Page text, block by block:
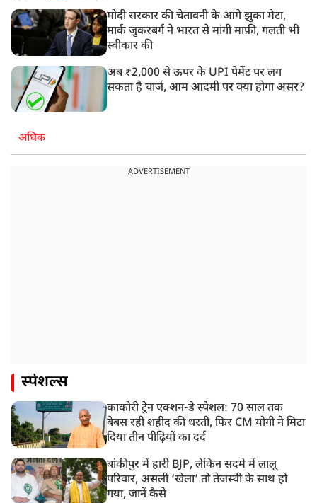
मोदी सरकार की चेतावनी के आगे झुका मेटा,
मार्क ज़ुकरबर्ग ने भारत से मांगी माफ़ी, गलती भी
स्वीकार की
अब ₹2,000 से ऊपर के UPI पेमेंट पर लग
सकता है चार्ज, आम आदमी पर क्या होगा असर?
अधिक
ADVERTISEMENT
स्पेशल्स
काकोरी ट्रेन एक्शन-डे स्पेशल: 70 साल तक
बेबस रही शहीद की धरती, फिर CM योगी ने मिटा
दिया तीन पीढ़ियों का दर्द
बांकीपुर में हारी BJP, लेकिन सदमे में लालू
परिवार, असली ‘खेला’ तो तेजस्वी के साथ हो
गया, जानें कैसे